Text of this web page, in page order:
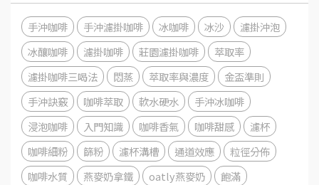
手沖咖啡 手沖濾掛咖啡 冰咖啡 冰沙
濾掛沖泡
冰釀咖啡
濾掛咖啡 莊園濾掛咖啡
萃取率
濾掛咖啡三喝法
悶蒸 萃取率與濃度
金盃準則
手沖訣竅
咖啡萃取 軟水硬水
手沖冰咖啡
浸泡咖啡
入門知識 咖啡香氣 咖啡甜感
濾杯
咖啡細粉
篩粉 濾杯溝槽 通道效應
粒徑分佈
咖啡水質
燕麥奶拿鐵 oatly燕麥奶
飽滿